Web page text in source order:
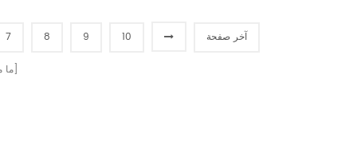
الحركة: بلاستيك 6 . مادة الجسم:
7 8 9 10 آخر صفحة
[